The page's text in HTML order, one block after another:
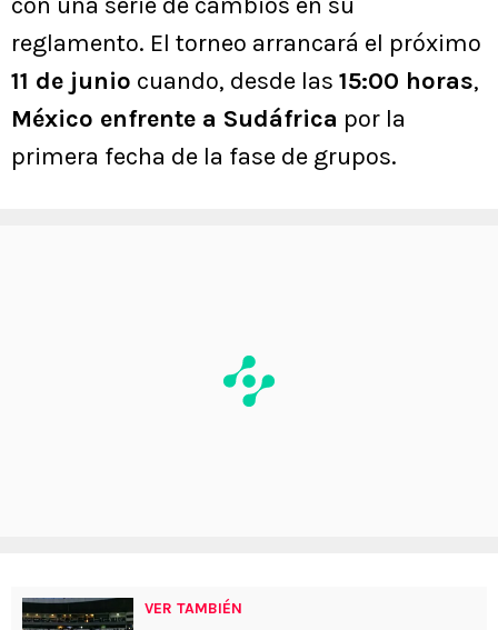
reglamento. El torneo arrancará el próximo
11 de junio cuando, desde las 15:00 horas,
México enfrente a Sudáfrica por la
primera fecha de la fase de grupos.
VER TAMBIÉN